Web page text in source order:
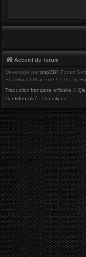
Accueil du forum
Développé par phpBB® Forum
BlackBoard-Max style V.1.0.5 by
Traduction française officielle ©
Confidentialité | Conditions